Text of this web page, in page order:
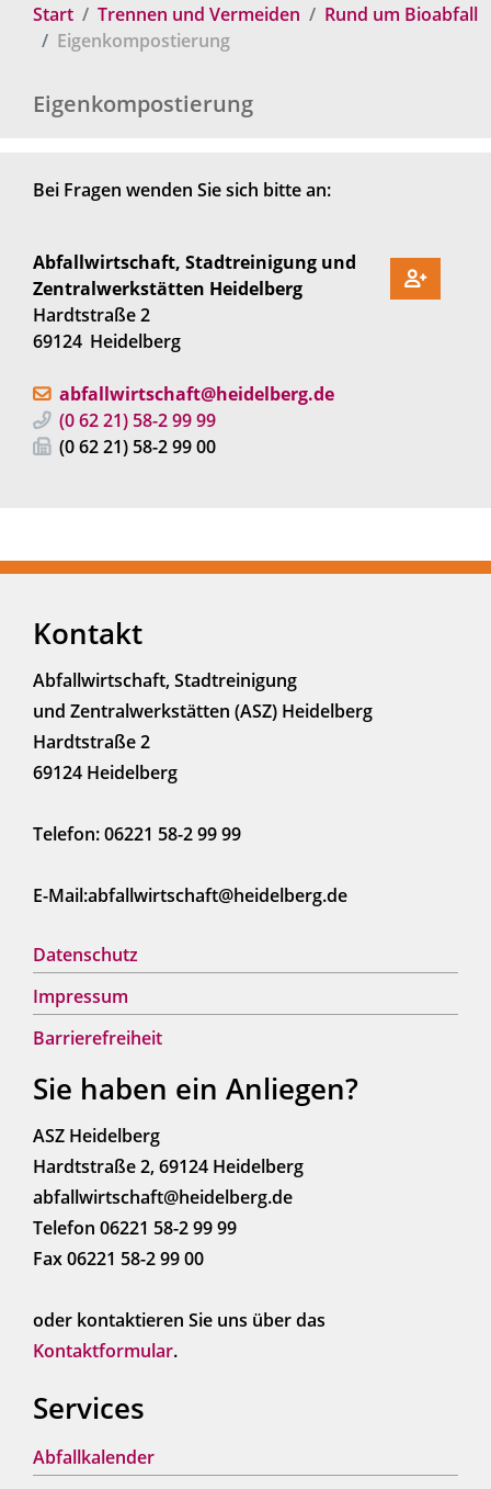
Start Trennen und Vermeiden
Rund um Bioabfall
Eigenkompostierung
Eigenkompostierung
Bei Fragen wenden Sie sich bitte an:
Abfallwirtschaft, Stadtreinigung und
Zentralwerkstätten Heidelberg
Hardtstraße 2
69124 Heidelberg
abfallwirtschaft@heidelberg.de
(06221) 58-29999
(06221) 58-29900
Kontakt
Abfallwirtschaft, Stadtreinigung
und Zentralwerkstätten (ASZ) Heidelberg
Hardtstraße 2
69124 Heidelberg
Telefon: 06221 58-2 99 99
E-Mail:abfallwirtschaft@heidelberg.de
Datenschutz
Impressum
Barrierefreiheit
Sie haben ein Anliegen?
ASZ Heidelberg
Hardtstraße 2, 69124 Heidelberg
abfallwirtschaft@heidelberg.de
Telefon 06221 58-2 99 99
Fax 06221 58-2 99 00
oder kontaktieren Sie uns über das
Kontaktformular.
Services
Abfallkalender